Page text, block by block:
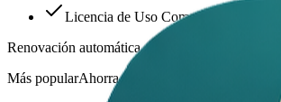
Licencia de Uso Comercial
Renovación automática · Cancela cuando quieras
Más popularAhorra 50%